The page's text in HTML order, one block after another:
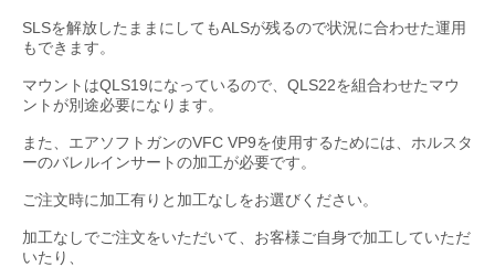
SLSを解放したままにしてもALSが残るので状況に合わせた運用
もできます。
マウントはQLS19になっているので、QLS22を組合わせたマウ
ントが別途必要になります。
また、エアソフトガンのVFC VP9を使用するためには、ホルスタ
ーのバレルインサートの加工が必要です。
ご注文時に加工有りと加工なしをお選びください。
加工なしでご注文をいただいて、お客様ご自身で加工していただ
いたり、